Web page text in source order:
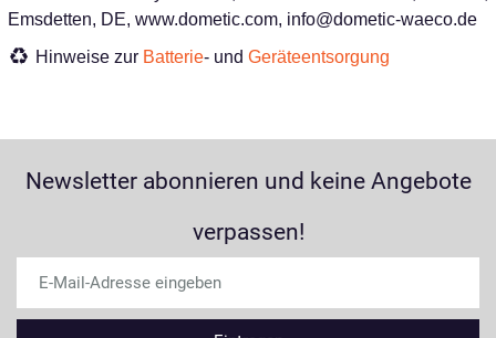
Emsdetten, DE, www.dometic.com, info@dometic-waeco.de
Hinweise zur Batterie- und Geräteentsorgung
Newsletter abonnieren und keine Angebote
verpassen!